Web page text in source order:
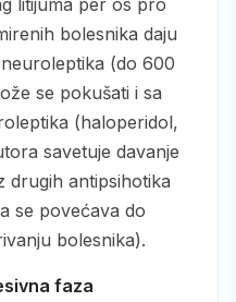
bolesnika daju
(do 600
se pokušati i sa
(haloperidol,
savetuje davanje
drugih antipsihotika
se povećava do
bolesnika).
faza